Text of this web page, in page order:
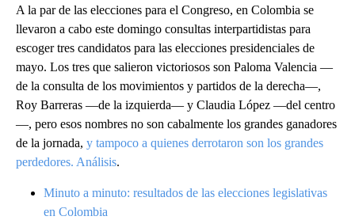
A la par de las elecciones para el Congreso, en Colombia se
llevaron a cabo este domingo consultas interpartidistas para
escoger tres candidatos para las elecciones presidenciales de
mayo. Los tres que salieron victoriosos son Paloma Valencia —
de la consulta de los movimientos y partidos de la derecha—,
Roy Barreras —de la izquierda— y Claudia López —del centro
—, pero esos nombres no son cabalmente los grandes ganadores
de la jornada, y tampoco a quienes derrotaron son los grandes
perdedores. Análisis.
Minuto a minuto: resultados de las elecciones legislativas
en Colombia